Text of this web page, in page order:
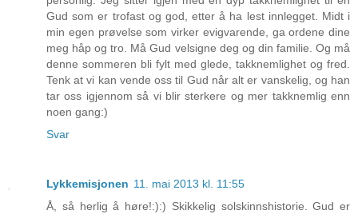
Gud som er trofast og god, etter å ha lest innlegget. Midt i
min egen prøvelse som virker evigvarende, ga ordene dine
meg håp og tro. Må Gud velsigne deg og din familie. Og må
denne sommeren bli fylt med glede, takknemlighet og fred.
Tenk at vi kan vende oss til Gud når alt er vanskelig, og han
tar oss igjennom så vi blir sterkere og mer takknemlig enn
noen gang:)
Svar
Lykkemisjonen 11. mai 2013 kl. 11:55
Å, så herlig å høre!:):) Skikkelig solskinnshistorie. Gud er